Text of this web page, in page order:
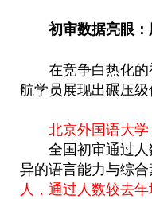
初审数据亮眼：
在竞争白热化的
航学员展现出碾压级
北京外国语大学
全国初审通过人
异的语言能力与综合
人，通过人数较去